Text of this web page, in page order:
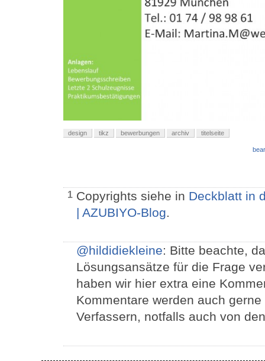
design tikz bewerbungen archiv titelseite
1 Copyrights siehe in Deckblatt in
| AZUBIYO-Blog.
@hildidiekleine: Bitte beachte,
Lösungsansätze für die Frage
haben wir hier extra eine
Kommentare werden auch
Verfassern, notfalls auch von